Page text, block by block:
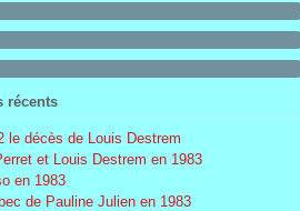
récents
le décès de Louis Destrem
et Louis Destrem en 1983
en 1983
de Pauline Julien en 1983